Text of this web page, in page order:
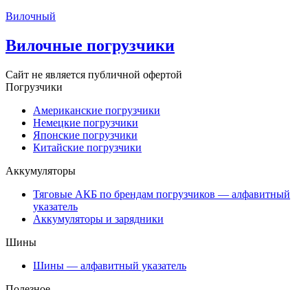
Вилочный
Вилочные погрузчики
Сайт не является публичной офертой
Погрузчики
Американские погрузчики
Немецкие погрузчики
Японские погрузчики
Китайские погрузчики
Аккумуляторы
Тяговые АКБ по брендам погрузчиков — алфавитный
указатель
Аккумуляторы и зарядники
Шины
Шины — алфавитный указатель